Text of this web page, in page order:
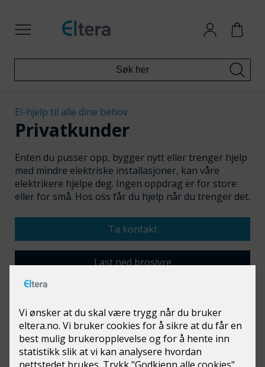
El-hjelp til alle dine behov
Privatkunder
Enten du pusser opp, bygger nytt eller trenger hjelp
med mindre elektriske installasjoner, kan våre
elektrikere hjelpe deg. Ingen oppdrag er for store
eller for små. Hos oss får du hjelp når du trenger det.
Ta kontakt
Last ned brosjyre